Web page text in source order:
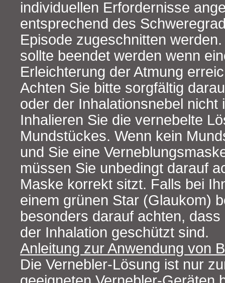
individuellen Erfordernisse
entsprechend des
Episode zugeschnitten
sollte beendet werden wenn
Erleichterung der Atmung
Achten Sie bitte sorgfältig
oder der Inhalationsnebel nicht
Inhalieren Sie die vernebelte
Mundstückes. Wenn kein
und Sie eine
müssen Sie unbedingt darauf
Maske korrekt sitzt. Falls bei
einem grünen Star (Glaukom)
besonders darauf achten,
der Inhalation geschützt sind.
Anleitung zur Anwendung von
Die Vernebler-Lösung ist nur